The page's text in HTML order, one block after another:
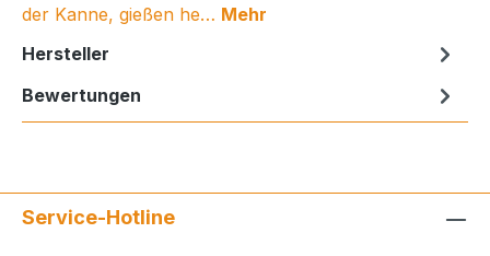
der Kanne, gießen he… Mehr
Hersteller
Bewertungen
Service-Hotline